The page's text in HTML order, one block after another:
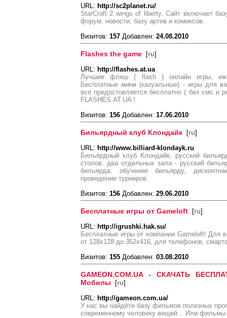
URL: http://sc2planet.ru/
StarCraft 2 wings of liberty. Сайт включает
форум, новости, базу артов и комиксов.
Визитов: 157 Добавлен: 24.08.2010
Flashes the game [ru]
URL: http://flashes.at.ua
Лучшие флеш ( flash ) онлайн игры,
Бесплатные мини (казуальные) - игры для
все предостовляется бесплатно ( без смс и
FLASHES.AT.UA !
Визитов: 156 Добавлен: 17.06.2010
Бильярдный клуб Клондайк [ru]
URL: http://www.billiard-klondayk.ru
Бильярдный клуб Клондайк, русский
столов, два отдельных зала - русский
бильярда, обучение бильярду,
проведение турниров.
Визитов: 156 Добавлен: 29.06.2010
Бесплатные игры от Gameloft [ru]
URL: http://igrushki.hak.su/
Бесплатные игры от компании Gameloft! Для
от 128х128 до 352х416, для телефонов,
Визитов: 155 Добавлен: 03.08.2010
GAMEON.COM.UA - СКАЧАТЬ
Мобилы [ru]
URL: http://gameon.com.ua/
У нас вы найдёте базу фильмов полезных
современному человеку вещей... Или фильмы